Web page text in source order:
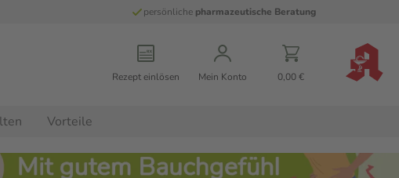
persönliche pharmazeutische Beratung
Rezept einlösen Mein Konto 0,00 €
Vorteile